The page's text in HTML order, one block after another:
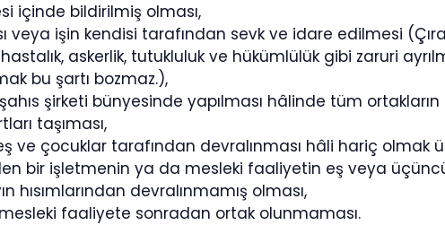
içinde bildirilmiş olması,
veya işin kendisi tarafından sevk ve idare edilmesi
askerlik, tutukluluk ve hükümlülük gibi zaruri
bu şartı bozmaz.),
şirketi bünyesinde yapılması hâlinde tüm
taşıması,
ve çocuklar tarafından devralınması hâli hariç olmak
bir işletmenin ya da mesleki faaliyetin eş veya
hısımlarından devralınmamış olması,
faaliyete sonradan ortak olunmaması.